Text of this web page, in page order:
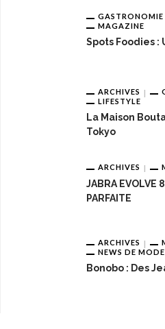
GASTRONOMIE
MAGAZINE
Spots Foodies :
ARCHIVES
LIFESTYLE
La Maison
Tokyo
ARCHIVES
JABRA EVOLVE
PARFAITE
ARCHIVES
NEWS DE MODE
Bonobo : Des